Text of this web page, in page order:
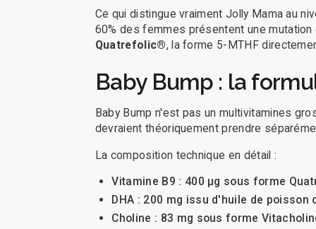
Ce qui distingue vraiment Jolly Mama au
60% des femmes présentent une
Quatrefolic®, la forme 5-MTHF
Baby Bump : la
Baby Bump n'est pas un multivitamines
devraient théoriquement prendre
La composition technique en détail :
Vitamine B9 : 400 µg sous forme
DHA : 200 mg issu d'huile de
Choline : 83 mg sous forme